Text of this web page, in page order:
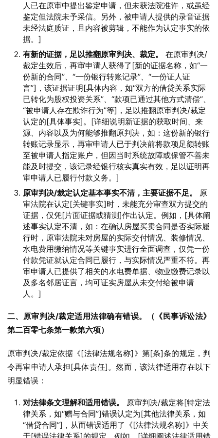
人已在原审中提出鉴定申请，但未获法院准许，或虽经
鉴定但法院未予采信。另外，被申请人提供的录音证据
未经法庭质证，且内容被剪辑，不能作为认定事实的依
据。]
有新的证据，足以推翻原审判决、裁定。
在原审判决/
裁定生效后，再审申请人获得了[新的证据名称，如“一
份新的合同”、“一份银行转账记录”、“一份证人证
言”]，该证据证明[具体内容，如“双方的借贷关系实际
已转化为股权投资关系”、“款项已通过其他方式清偿”、
“被申请人存在欺诈行为”等]，足以推翻原审判决/裁定
认定的[具体事实]。[详细说明新证据的获取时间、来
源、内容以及为何能够推翻原判决，如：这份新的银行
转账记录显示，再审申请人已于判决前将款项足额转账
至被申请人指定账户，但因当时系统故障或保管不善未
能及时提交，该记录经银行核实真实有效，足以证明再
审申请人已履行付款义务。]
原审判决/裁定认定基本事实不清，主要证据不足。
原
审法院在认定[关键事实]时，未能充分审查双方提交的
证据，仅凭[片面证据或猜测]作出认定。例如，[具体阐
述事实认定不清，如：在确认房屋买卖合同是否实际履
行时，原审法院未对房屋的实际交付情况、装修情况、
水电费用缴纳情况等关键事实进行全面调查，仅凭一份
付款凭证就认定合同已履行，与实际情况严重不符。再
审申请人已提供了相关的水电费单据、物业缴费记录以
及多名邻居证言，均可证实房屋从未交付给被申请
人。]
二、原审判决/裁定适用法律确有错误。（《民事诉讼法》
第二百零七条第一款第六项）
原审判决/裁定依据《[法律法规名称]》第[条]条的规定，判
令再审申请人承担[具体责任]。然而，该法律适用存在以下
明显错误：
对法律条文理解和适用错误。
原审判决/裁定将[特定法
律关系，如“赠与合同”]错误认定为[其他法律关系，如
“借贷合同”]，从而错误适用了《[法律法规名称]》中关
于[错误法律关系]的规定。例如，[详细阐述法律适用错